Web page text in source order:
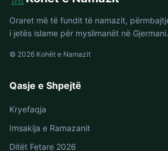
Oraret më të fundit të namazit,
i jetës islame për myslimanët në Gjermani.
© 2026 Kohët e Namazit
Qasje e Shpejtë
Kryefaqja
Imsakija e Ramazanit
Ditët Fetare 2026